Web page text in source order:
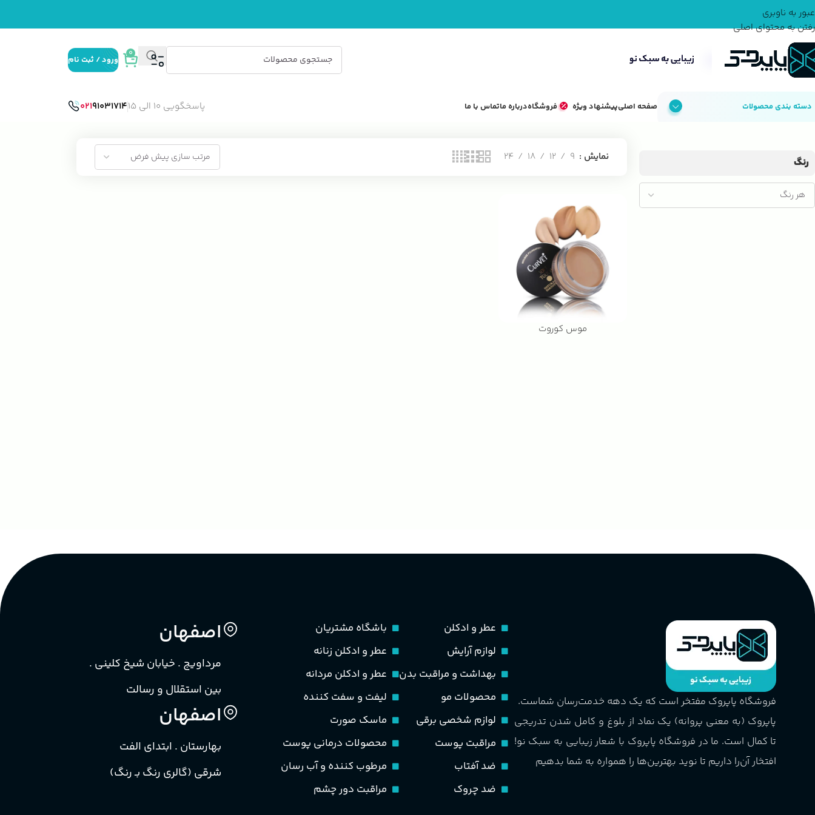
عبور به ناوبری
رفتن به محتوای اصلی
0
ورود / ثبت نام
دسته بندی محصولات صفحه اصلیپیشنهاد ویژه فروشگاهدرباره ماتماس با ما پاسخگویی 10 الی 15 02191031714
لوازم آرایش صورت
رنگ نمایش 9
12
18
24
موس کوروت
فروشگاه پاپروک مفتخر است که یک دهه خدمت‌رسان شماست.
پاپروک (به معنی پروانه) یک نماد از بلوغ و کامل شدن تدریجی
تا کمال است. ما در فروشگاه پاپروک با شعار زیبایی به سبک نو!
افتخار آن‌را داریم تا نوید بهترین‌ها را همواره به شما بدهیم
عطر و ادکلن
لوازم آرایش
بهداشت و مراقبت بدن
محصولات مو
لوازم شخصی برقی
مراقبت پوست
ضد آفتاب
ضد چروک
باشگاه مشتریان
عطر و ادکلن زنانه
عطر و ادکلن مردانه
لیفت و سفت کننده
ماسک صورت
محصولات درمانی پوست
مرطوب کننده و آب رسان
مراقبت دور چشم
اصفهان
مرداویج . خیابان شیخ کلینی .
بین استقلال و رسالت
اصفهان
بهارستان . ابتدای الفت
شرقی (گالری رنگ بـ رنگ)